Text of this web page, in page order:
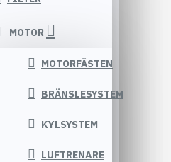
MOTOR
MOTORFÄSTEN
BRÄNSLESYSTEM
KYLSYSTEM
LUFTRENARE